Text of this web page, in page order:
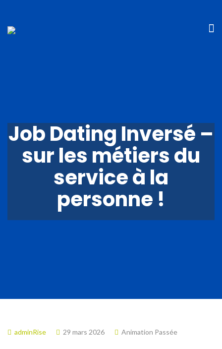
Job Dating Inversé –
sur les métiers du
service à la
personne !
adminRise 29 mars 2026 Animation Passée